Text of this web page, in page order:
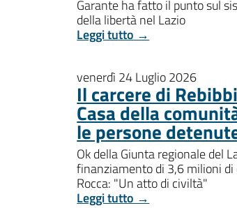
Garante ha fatto il punto sul
della libertà nel Lazio
Leggi tutto →
venerdì 24 Luglio 2026
Il carcere di
Casa della
le persone
Ok della Giunta regionale del
finanziamento di 3,6 milioni di
Rocca: "Un atto di civiltà"
Leggi tutto →